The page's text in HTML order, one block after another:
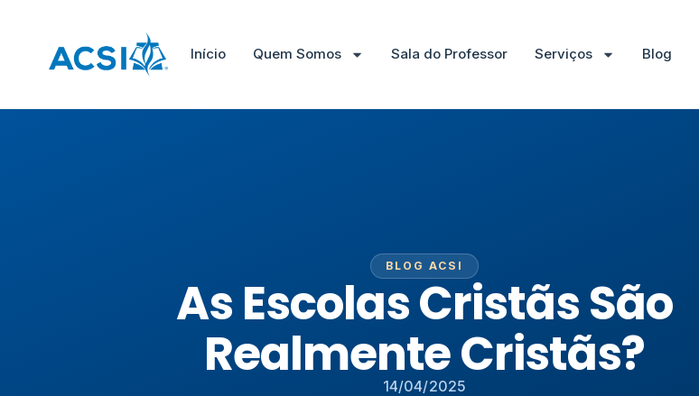
Início Quem Somos Sala do Professor Serviços Blog
BLOG ACSI
As Escolas Cristãs São
Realmente Cristãs?
14/04/2025